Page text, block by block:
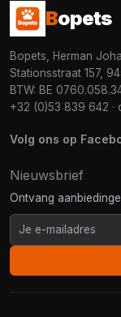
Bopets
Bopets, Herman
Stationsstraat 157,
BTW: BE
+32 (0)53 839 642 ·
Volg ons op
Nieuwsbrief
Ontvang